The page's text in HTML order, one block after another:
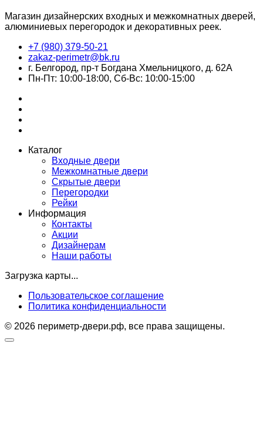
Магазин дизайнерских входных и межкомнатных дверей,
алюминиевых перегородок и декоративных реек.
+7 (980) 379-50-21
zakaz-perimetr@bk.ru
г. Белгород, пр-т Богдана Хмельницкого, д. 62А
Пн-Пт: 10:00-18:00, Сб-Вс: 10:00-15:00
Каталог
Входные двери
Межкомнатные двери
Скрытые двери
Перегородки
Рейки
Информация
Контакты
Акции
Дизайнерам
Наши работы
Загрузка карты...
Пользовательское соглашение
Политика конфиденциальности
© 2026 периметр-двери.рф, все права защищены.